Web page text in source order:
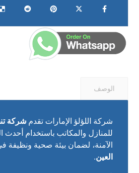
الوصف
شركة اللؤلؤ الإمارات تقدمشركة
للمنازل والمكاتب باستخدام أحدث
الآمنة، لضمان بيئة صحية ونظيفة
العين.